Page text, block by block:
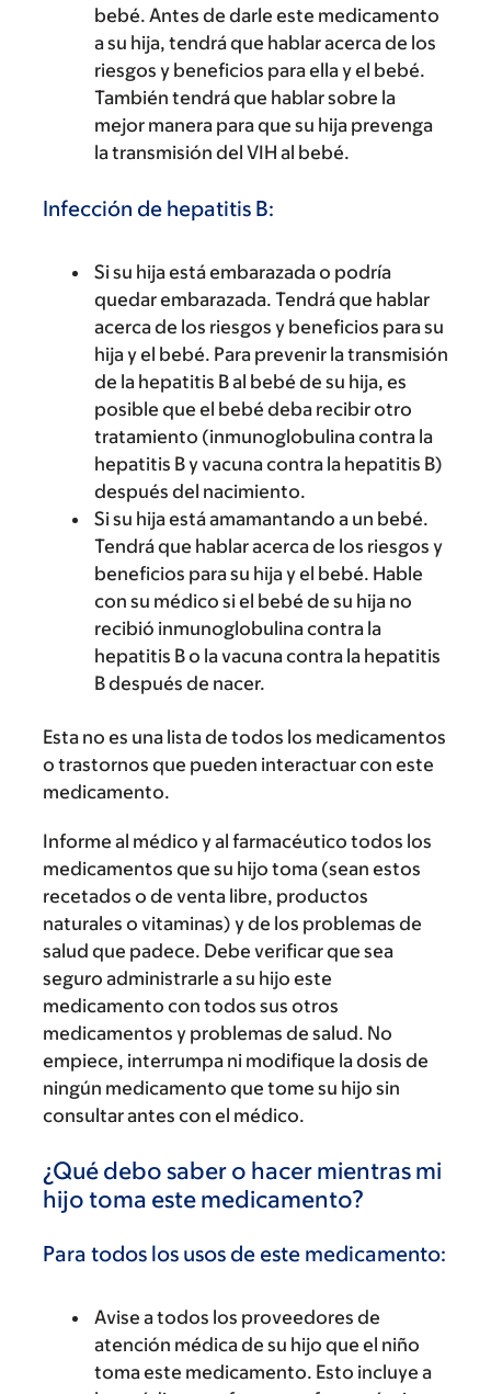
bebé. Antes de darle este medicamento
a su hija, tendrá que hablar acerca de los
riesgos y beneficios para ella y el bebé.
También tendrá que hablar sobre la
mejor manera para que su hija prevenga
la transmisión del VIH al bebé.
Infección de hepatitis B:
Si su hija está embarazada o podría
quedar embarazada. Tendrá que hablar
acerca de los riesgos y beneficios para su
hija y el bebé. Para prevenir la transmisión
de la hepatitis B al bebé de su hija, es
posible que el bebé deba recibir otro
tratamiento (inmunoglobulina contra la
hepatitis B y vacuna contra la hepatitis B)
después del nacimiento.
Si su hija está amamantando a un bebé.
Tendrá que hablar acerca de los riesgos y
beneficios para su hija y el bebé. Hable
con su médico si el bebé de su hija no
recibió inmunoglobulina contra la
hepatitis B o la vacuna contra la hepatitis
B después de nacer.
Esta no es una lista de todos los medicamentos
o trastornos que pueden interactuar con este
medicamento.
Informe al médico y al farmacéutico todos los
medicamentos que su hijo toma (sean estos
recetados o de venta libre, productos
naturales o vitaminas) y de los problemas de
salud que padece. Debe verificar que sea
seguro administrarle a su hijo este
medicamento con todos sus otros
medicamentos y problemas de salud. No
empiece, interrumpa ni modifique la dosis de
ningún medicamento que tome su hijo sin
consultar antes con el médico.
¿Qué debo saber o hacer mientras mi
hijo toma este medicamento?
Para todos los usos de este medicamento:
Avise a todos los proveedores de
atención médica de su hijo que el niño
toma este medicamento. Esto incluye a